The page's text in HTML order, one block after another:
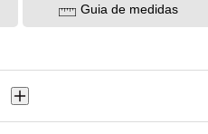
Guia de medidas